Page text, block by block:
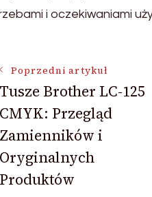
i oczekiwaniami
Poprzedni artykuł
Tusze Brother LC-125
CMYK: Przegląd
Zamienników i
Oryginalnych
Produktów